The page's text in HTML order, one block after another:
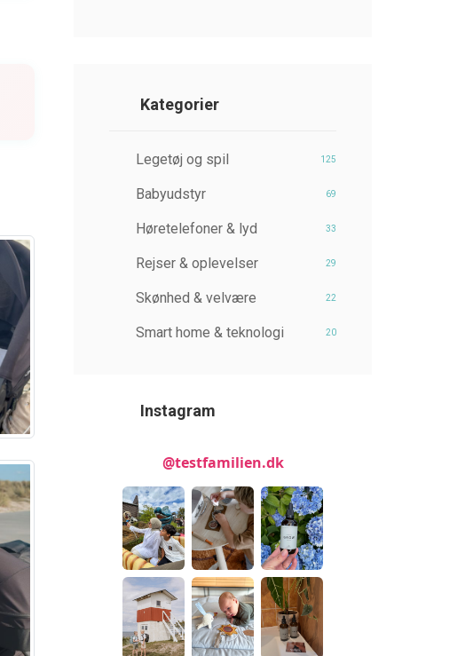
Kategorier
Legetøj og spil 125
Babyudstyr 69
Høretelefoner & lyd 33
Rejser & oplevelser 29
Skønhed & velvære 22
Smart home & teknologi 20
Instagram
@testfamilien.dk